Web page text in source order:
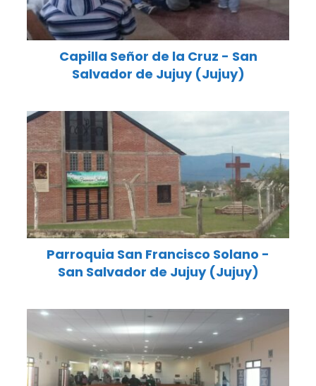
Capilla Señor de la Cruz - San
Salvador de Jujuy (Jujuy)
Parroquia San Francisco Solano -
San Salvador de Jujuy (Jujuy)